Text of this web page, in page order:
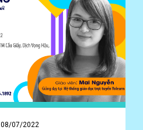
08/07/2022